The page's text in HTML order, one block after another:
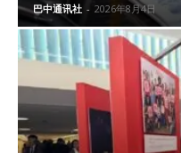
巴中通讯社 - 2026年8月4日